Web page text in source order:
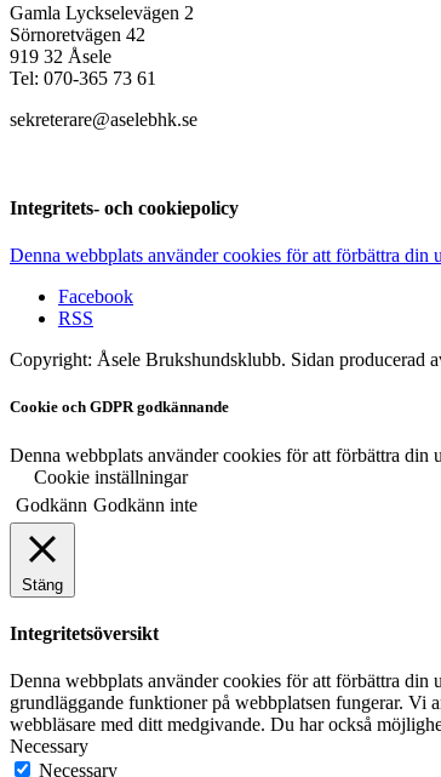
Gamla Lyckselevägen 2
Sörnoretvägen 42
919 32 Åsele
Tel: 070-365 73 61
sekreterare@aselebhk.se
Integritets- och cookiepolicy
Denna webbplats använder cookies för att förbättra din
Facebook
RSS
Copyright: Åsele Brukshundsklubb. Sidan producerad
Cookie och GDPR godkännande
Denna webbplats använder cookies för att förbättra
Cookie inställningar
Godkänn Godkänn inte
Stäng
Integritetsöversikt
Denna webbplats använder cookies för att förbättra din
grundläggande funktioner på webbplatsen fungerar. Vi
webbläsare med ditt medgivande. Du har också
Necessary
Necessary